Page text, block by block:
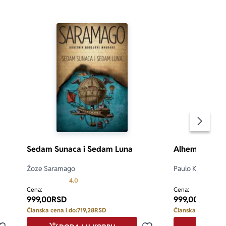
Sedam Sunaca i Sedam Luna
Žoze Saramago
4.0
Cena:
999,00RSD
Članska cena i do:719,28RSD
Alhemičar
Paulo Koeljo
Cena:
999,00
Članska cena i do: